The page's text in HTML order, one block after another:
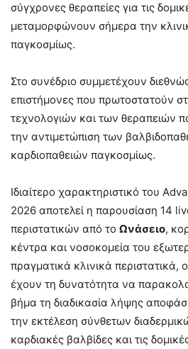
σύγχρονες θεραπείες για τις
μεταμορφώνουν σήμερα την
παγκοσμίως.
Στο συνέδριο συμμετέχουν
επιστήμονες που πρωτοστατούν
τεχνολογιών και των θεραπειών
την αντιμετώπιση των
καρδιοπαθειών παγκοσμίως.
Ιδιαίτερο χαρακτηριστικό του
2026 αποτελεί η παρουσίαση 14
περιστατικών από το Ωνάσειο,
κέντρα και νοσοκομεία του
πραγματικά κλινικά περιστατικά,
έχουν τη δυνατότητα να
βήμα τη διαδικασία λήψης
την εκτέλεση σύνθετων
καρδιακές βαλβίδες και τις